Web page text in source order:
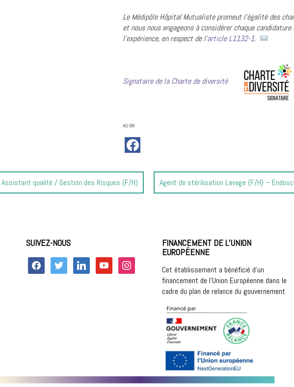
Le Médipôle Hôpital Mutualiste promeut l’égalité des
et nous nous engageons à considérer chaque
l’expérience, en respect de l’article L1132-1.
Signataire de la Charte de diversité
#LI-DNI
Article
précédent
Assistant qualité / Gestion des Risques (F/H)
Article
suivant
Agent de stérilisation Lavage (F/H) –
SUIVEZ-NOUS
facebook twitter linkedin youtube instagram
FINANCEMENT DE L’UNION
EUROPÉENNE
Cet établissement a bénéficié d’un
financement de l’Union Européenne dans le
cadre du plan de relance du gouvernement